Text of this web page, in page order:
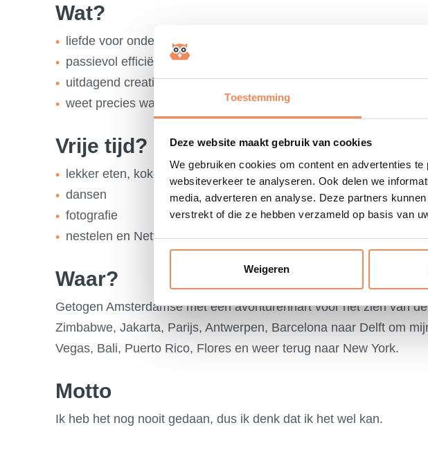
Toestemming
Deze website maakt gebruik van cookies
We gebruiken cookies om content en advertenties
websiteverkeer te analyseren. Ook delen we
media, adverteren en analyse. Deze partners
verstrekt of die ze hebben verzameld op basis van
Weigeren
Wat?
liefde voor ondernemen
passievol efficiënt
uitdagend creatief
weet precies wat ik wil
Vrije tijd?
lekker eten, koken of uit
dansen
fotografie
nestelen en Netflixen met dochterlief
Waar?
Getogen Amsterdamse met een avonturenhart voor het zien van
Zimbabwe, Jakarta, Parijs, Antwerpen, Barcelona naar Delft om
Vegas, Bali, Puerto Rico, Flores en weer terug naar New York.
Motto
Ik heb het nog nooit gedaan, dus ik denk dat ik het wel kan.